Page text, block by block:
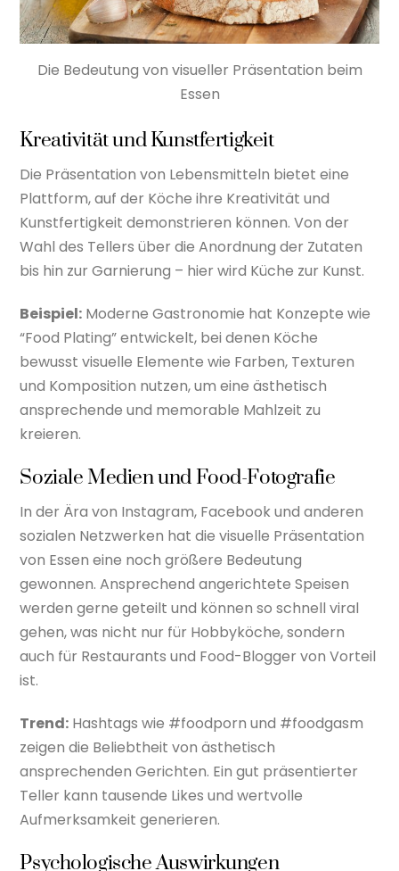
Die Bedeutung von visueller Präsentation beim
Essen
Kreativität und Kunstfertigkeit
Die Präsentation von Lebensmitteln bietet eine
Plattform, auf der Köche ihre Kreativität und
Kunstfertigkeit demonstrieren können. Von der
Wahl des Tellers über die Anordnung der Zutaten
bis hin zur Garnierung – hier wird Küche zur Kunst.
Beispiel: Moderne Gastronomie hat Konzepte wie
“Food Plating” entwickelt, bei denen Köche
bewusst visuelle Elemente wie Farben, Texturen
und Komposition nutzen, um eine ästhetisch
ansprechende und memorable Mahlzeit zu
kreieren.
Soziale Medien und Food-Fotografie
In der Ära von Instagram, Facebook und anderen
sozialen Netzwerken hat die visuelle Präsentation
von Essen eine noch größere Bedeutung
gewonnen. Ansprechend angerichtete Speisen
werden gerne geteilt und können so schnell viral
gehen, was nicht nur für Hobbyköche, sondern
auch für Restaurants und Food-Blogger von Vorteil
ist.
Trend: Hashtags wie #foodporn und #foodgasm
zeigen die Beliebtheit von ästhetisch
ansprechenden Gerichten. Ein gut präsentierter
Teller kann tausende Likes und wertvolle
Aufmerksamkeit generieren.
Psychologische Auswirkungen